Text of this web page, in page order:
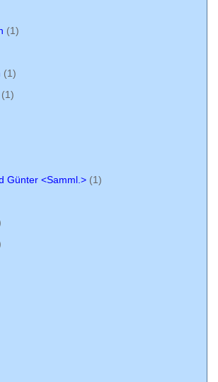
(1)
(1)
(1)
Günter <Samml.> (1)